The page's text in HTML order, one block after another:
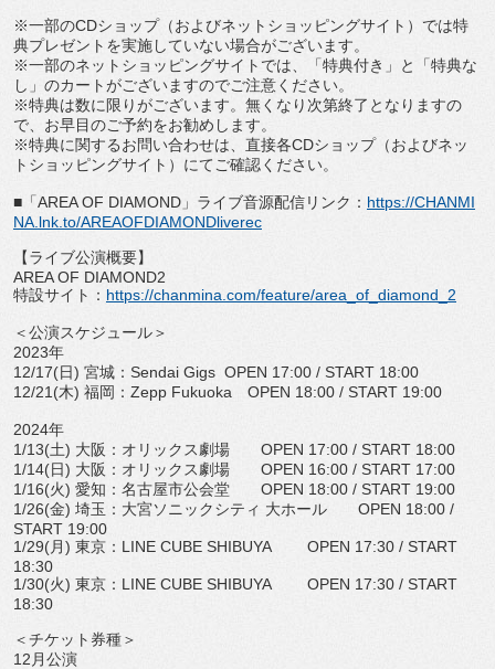
※一部のCDショップ（およびネットショッピングサイト） では特
典プレゼントを実施していない場合がございます。
※一部のネットショッピングサイトでは、「特典付き」と「特典な
し」のカートがございますのでご注意ください。
※特典は数に限りがございます。 無くなり次第終了となりますの
で、 お早目のご予約をお勧めします。
※特典に関するお問い合わせは、直接各CDショップ（およびネッ
トショッピングサイト）にてご確認ください。
■「AREA OF DIAMOND 」ライブ音源配信リンク： https://CHANMI
NA.lnk.to/AREAOFDIAMONDliverec
【ライブ公演概要】
AREA OF DIAMOND2
特設サイト： https://chanmina.com/feature/area_of_diamond_2
＜公演スケジュール＞
2023年
12/17(日) 宮城： Sendai Gigs OPEN 17:00 / START 18:00
12/21(木) 福岡： Zepp Fukuoka OPEN 18:00 / START 19:00
2024年
1/13(土) 大阪：オリックス劇場 OPEN 17:00 / START 18:00
1/14(日) 大阪：オリックス劇場 OPEN 16:00 / START 17:00
1/16(火) 愛知：名古屋市公会堂 OPEN 18:00 / START 19:00
1/26(金) 埼玉：大宮ソニックシティ 大ホール OPEN 18:00 /
START 19:00
1/29(月) 東京： LINE CUBE SHIBUYA
OPEN 17:30 / START
18:30
1/30(火) 東京： LINE CUBE SHIBUYA
OPEN 17:30 / START
18:30
＜チケット券種＞
12 月公演